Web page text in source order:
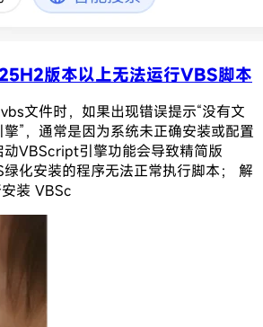
版本以上无法运行VBS脚本
文件时，如果出现错误提示“没有文
”，通常是因为系统未正确安装或配置
VBScript引擎功能会导致精简版
化安装的程序无法正常执行脚本； 解
装 VBSc